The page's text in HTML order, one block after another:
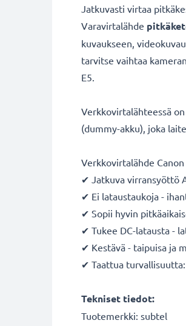
Jatkuvasti virtaa
Varavirtalähde
kuvaukseen,
tarvitse vaihtaa
E5.
Verkkovirtalähteessä
(dummy-akku), joka
Verkkovirtalähde
✔ Jatkuva virransyöttö
✔ Ei lataustaukoja -
✔ Sopii hyvin
✔ Tukee DC-latausta -
✔ Kestävä - taipuisa ja
✔ Taattua
Tekniset tiedot:
Tuotemerkki: subtel